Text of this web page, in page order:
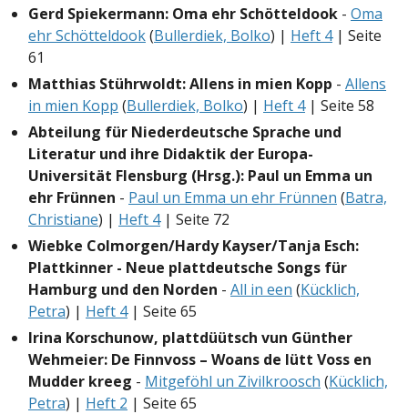
Gerd Spiekermann: Oma ehr Schötteldook - Oma
ehr Schötteldook(Bullerdiek, Bolko) | Heft 4| Seite
61
Matthias Stührwoldt: Allens in mien Kopp - Allens
in mien Kopp (Bullerdiek, Bolko) | Heft 4| Seite 58
Abteilung für Niederdeutsche Sprache und
Literatur und ihre Didaktik der Europa-
Universität Flensburg (Hrsg.): Paul un Emma un
ehr Frünnen - Paul un Emma un ehr Frünnen (Batra,
Christiane) | Heft 4| Seite 72
Wiebke Colmorgen/Hardy Kayser/Tanja Esch:
Plattkinner - Neue plattdeutsche Songs für
Hamburg und den Norden - All in een (Kücklich,
Petra) | Heft 4| Seite 65
Irina Korschunow, plattdüütsch vun Günther
Wehmeier: De Finnvoss – Woans de lütt Voss en
Mudder kreeg - Mitgeföhl un Zivilkroosch (Kücklich,
Petra) | Heft 2 | Seite 65